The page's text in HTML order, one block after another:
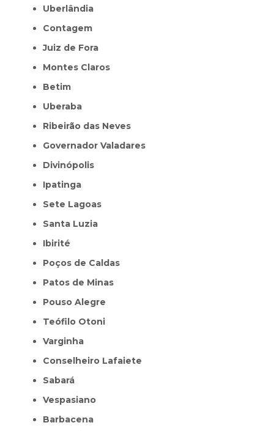
Uberlândia
Contagem
Juiz de Fora
Montes Claros
Betim
Uberaba
Ribeirão das Neves
Governador Valadares
Divinópolis
Ipatinga
Sete Lagoas
Santa Luzia
Ibirité
Poços de Caldas
Patos de Minas
Pouso Alegre
Teófilo Otoni
Varginha
Conselheiro Lafaiete
Sabará
Vespasiano
Barbacena